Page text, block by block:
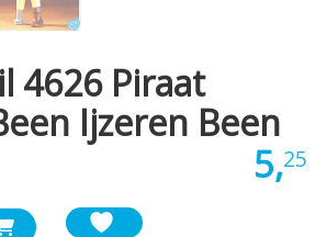
4626 Piraat
Ijzeren Been
5,25